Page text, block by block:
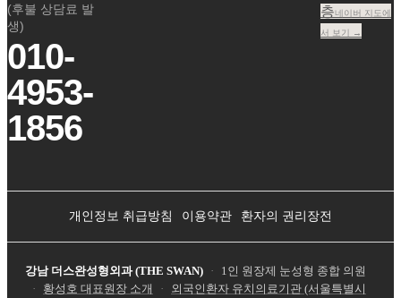
(후불 상담료 발
생)
010-
4953-
1856
층네이버 지도에
서 보기 →
개인정보 취급방침 이용약관 환자의 권리장전
강남 더스완성형외과 (THE SWAN) ·
1인 원장제 눈성형 종합 의원
·
황성호 대표원장 소개 ·
외국인환자 유치의료기관 (서울특별시